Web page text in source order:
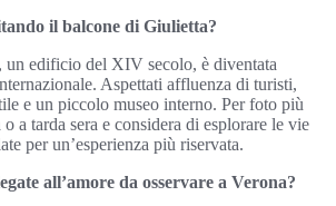
il balcone di Giulietta?
un edificio del XIV secolo, è diventata
Aspettati affluenza di turisti,
e un piccolo museo interno. Per foto più
a tarda sera e considera di esplorare le vie
per un’esperienza più riservata.
all’amore da osservare a Verona?